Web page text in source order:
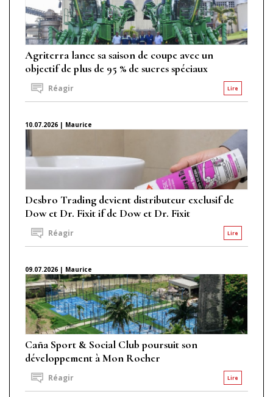
Agriterra lance sa saison de coupe avec un
objectif de plus de 95 % de sucres spéciaux
Lire
Réagir
10.07.2026 | Maurice
Desbro Trading devient distributeur exclusif de
Dow et Dr. Fixit if de Dow et Dr. Fixit
Lire
Réagir
09.07.2026 | Maurice
Caña Sport & Social Club poursuit son
développement à Mon Rocher
Lire
Réagir